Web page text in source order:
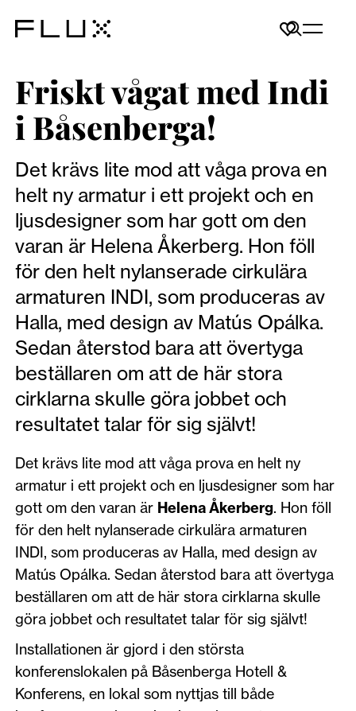
Friskt vågat med Indi
i Båsenberga!
Det krävs lite mod att våga prova en
helt ny armatur i ett projekt och en
ljusdesigner som har gott om den
varan är Helena Åkerberg. Hon föll
för den helt nylanserade cirkulära
armaturen INDI, som produceras av
Halla, med design av Matús Opálka.
Sedan återstod bara att övertyga
beställaren om att de här stora
cirklarna skulle göra jobbet och
resultatet talar för sig självt!
Det krävs lite mod att våga prova en helt ny
armatur i ett projekt och en ljusdesigner som har
gott om den varan är Helena Åkerberg. Hon föll
för den helt nylanserade cirkulära armaturen
INDI, som produceras av Halla, med design av
Matús Opálka. Sedan återstod bara att övertyga
beställaren om att de här stora cirklarna skulle
göra jobbet och resultatet talar för sig självt!
Installationen är gjord i den största
konferenslokalen på Båsenberga Hotell &
Konferens, en lokal som nyttjas till både